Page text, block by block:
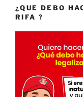
¿QUE DEBO
RIFA ?